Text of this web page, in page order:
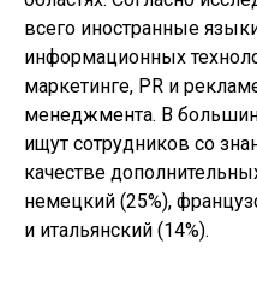
всего иностранные
информационных
маркетинге, PR и
менеджмента. В
ищут сотрудников со
качестве
немецкий (25%),
и итальянский (14%).